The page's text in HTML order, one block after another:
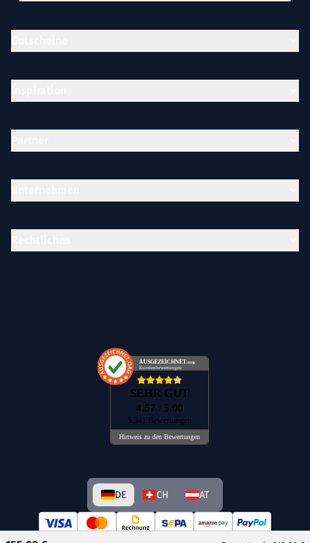
AUSGEZEICHNET.org
Kundenbewertungen
SEHR GUT
4.57 / 5.00
5.341 Bewertungen
Hinweis zu den Bewertungen
DE CH AT